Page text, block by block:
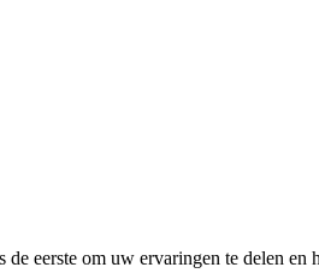
eerste om uw ervaringen te delen en